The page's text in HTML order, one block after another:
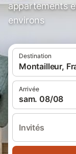
appartements
environs
Destination
Montailleur,
Arrivée
sam. 08/08
Invités